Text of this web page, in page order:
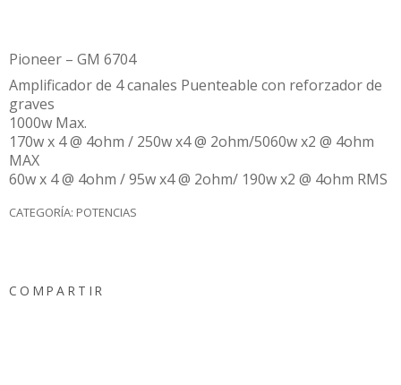
Pioneer – GM 6704
Amplificador de 4 canales Puenteable con reforzador de
graves
1000w Max.
170w x 4 @ 4ohm / 250w x4 @ 2ohm/5060w x2 @ 4ohm
MAX
60w x 4 @ 4ohm / 95w x4 @ 2ohm/ 190w x2 @ 4ohm RMS
CATEGORÍA: POTENCIAS
COMPARTIR